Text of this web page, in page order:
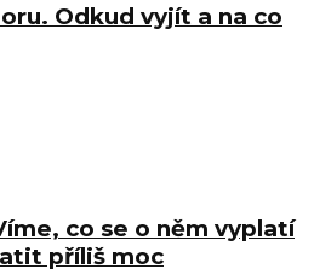
Odkud vyjít a na co
co se o něm vyplatí
příliš moc